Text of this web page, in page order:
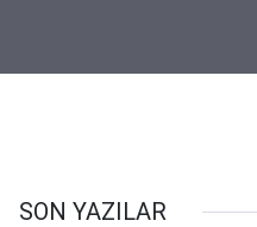
Eskil'e
SON YAZILAR